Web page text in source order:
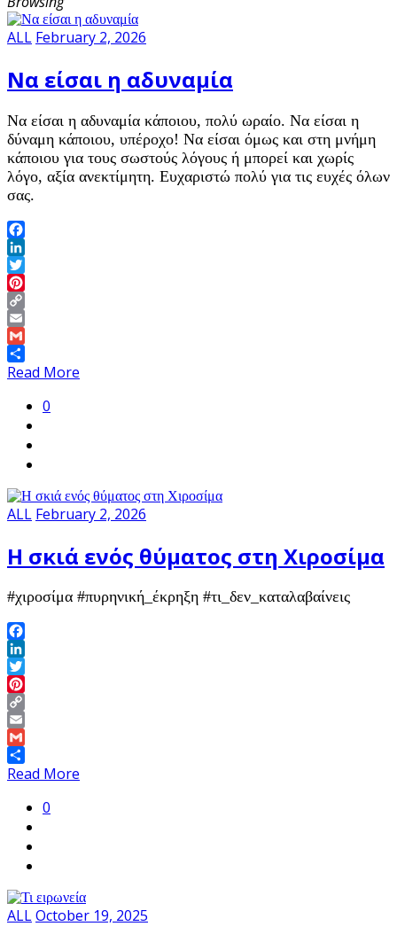
ALL February 2, 2026
Να είσαι η αδυναμία
Να είσαι η αδυναμία κάποιου, πολύ ωραίο. Να είσαι η
δύναμη κάποιου, υπέροχο! Να είσαι όμως και στη μνήμη
κάποιου για τους σωστούς λόγους ή μπορεί και χωρίς
λόγο, αξία ανεκτίμητη. Ευχαριστώ πολύ για τις ευχές όλων
σας.
Facebook
LinkedIn
Twitter
Pinterest
Copy
Link
Email
Gmail
Share
Read More
0
ALL February 2, 2026
Η σκιά ενός θύματος στη Χιροσίμα
#χιροσίμα #πυρηνική_έκρηξη #τι_δεν_καταλαβαίνεις
Facebook
LinkedIn
Twitter
Pinterest
Copy
Link
Email
Gmail
Share
Read More
0
ALLOctober 19, 2025